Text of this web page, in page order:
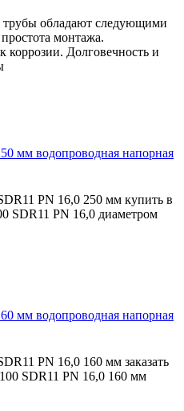
обладают следующими
монтажа.
коррозии. Долговечность и
мм водопроводная напорная
PN 16,0 250 мм купить в
SDR11 PN 16,0 диаметром
мм водопроводная напорная
PN 16,0 160 мм заказать
SDR11 PN 16,0 160 мм